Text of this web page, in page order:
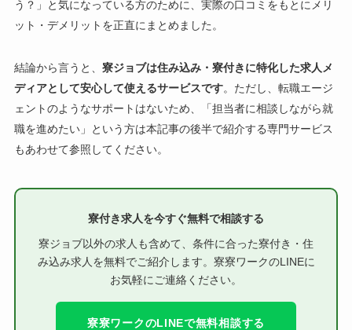
う？」と気になっている方のために、実際の口コミをもとにメリ
ット・デメリットを正直にまとめました。
結論から言うと、 寮ジョブは住み込み・寮付きに特化した求人メ
ディアとして安心して使えるサービスです。ただし、転職エージ
ェントのようなサポートはないため、「担当者に相談しながら就
職を進めたい」という方は本記事の後半で紹介する専門サービス
もあわせて参照してください。
寮付き求人を今すぐ無料で相談する
寮ジョブ以外の求人も含めて、条件に合った寮付き・住
み込み求人を無料でご紹介します。寮寮ワークのLINEに
お気軽にご連絡ください。
寮寮ワークのLINEで無料相談する